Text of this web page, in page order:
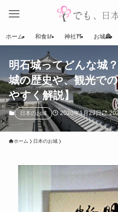
ホーム 和食🥢 神社⛩ お城🏯
明石城ってどんな城
城の歴史や、観光で
やすく解説】
日本のお城 2020年1月29日
ホーム 日本のお城